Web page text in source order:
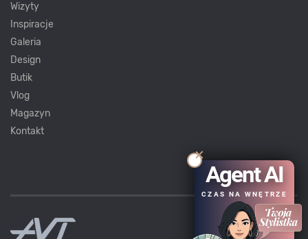
Wizyty
Inspiracje
Galeria
Design
Butik
Vlog
Magazyn
Kontakt
Agent AI
CZAS NA WNĘTRZE